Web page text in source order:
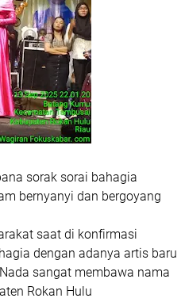
sorak sorai bahagia
bernyanyi dan bergoyang
saat di konfirmasi
dengan adanya artis baru
sangat membawa nama
Rokan Hulu